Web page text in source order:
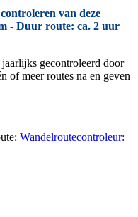
van deze
- Duur route: ca. 2 uur
gecontroleerd door
of meer routes na en geven
Wandelroutecontroleur: